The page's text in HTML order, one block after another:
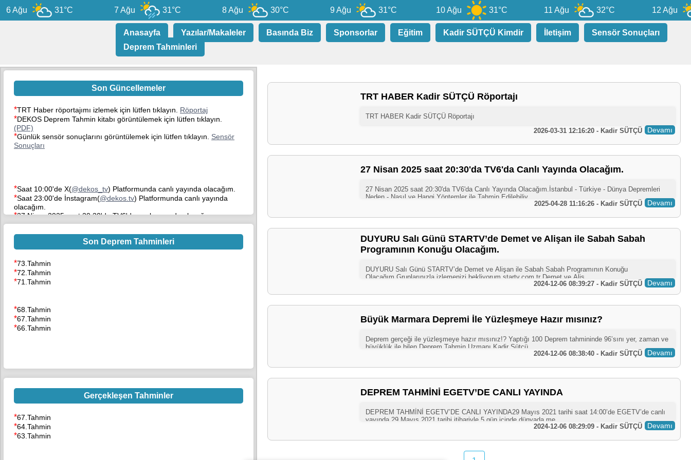
6 Ağu 31°C 7 Ağu 31°C 8 Ağu 30°C 9 Ağu 31°C 10 Ağu 31°C 11 Ağu 32°C 12 Ağu
Anasayfa Yazılar/Makaleler Basında Biz Sponsorlar Eğitim Kadir SÜTÇÜ Kimdir İletişim
Sensör Sonuçları
Deprem Tahminleri
Son Güncellemeler
*TRT Haber röportajımı izlemek için lütfen tıklayın. Röportaj
*DEKOS Deprem Tahmin kitabı görüntülemek için lütfen tıklayın.
(PDF)
*Günlük sensör sonuçlarını görüntülemek için lütfen tıklayın. Sensör
Sonuçları
*Saat 10:00'de X(@dekos_tv) Platformunda canlı yayında olacağım.
*Saat 23:00'de İnstagram(@dekos.tv) Platformunda canlı yayında
olacağım.
*27 Nisan 2025 saat 20:30'da TV6'da canlı yayında olacağım.
Son Deprem Tahminleri
*73.Tahmin
*72.Tahmin
*71.Tahmin
*68.Tahmin
*67.Tahmin
*66.Tahmin
Gerçekleşen Tahminler
*67.Tahmin
*64.Tahmin
*63.Tahmin
TRT HABER Kadir SÜTÇÜ Röportajı
Devamı
2026-03-31 12:16:20 - Kadir SÜTÇÜ
27 Nisan 2025 saat 20:30'da TV6'da Canlı Yayında Olacağım.
Devamı
2025-04-28 11:16:26 - Kadir SÜTÇÜ
DUYURU Salı Günü STARTV’de Demet ve Alişan ile Sabah Sabah
Programının Konuğu Olacağım.
Devamı
2024-12-06 08:39:27 - Kadir SÜTÇÜ
Büyük Marmara Depremi İle Yüzleşmeye Hazır mısınız?
Devamı
2024-12-06 08:38:40 - Kadir SÜTÇÜ
DEPREM TAHMİNİ EGETV’DE CANLI YAYINDA
Devamı
2024-12-06 08:29:09 - Kadir SÜTÇÜ